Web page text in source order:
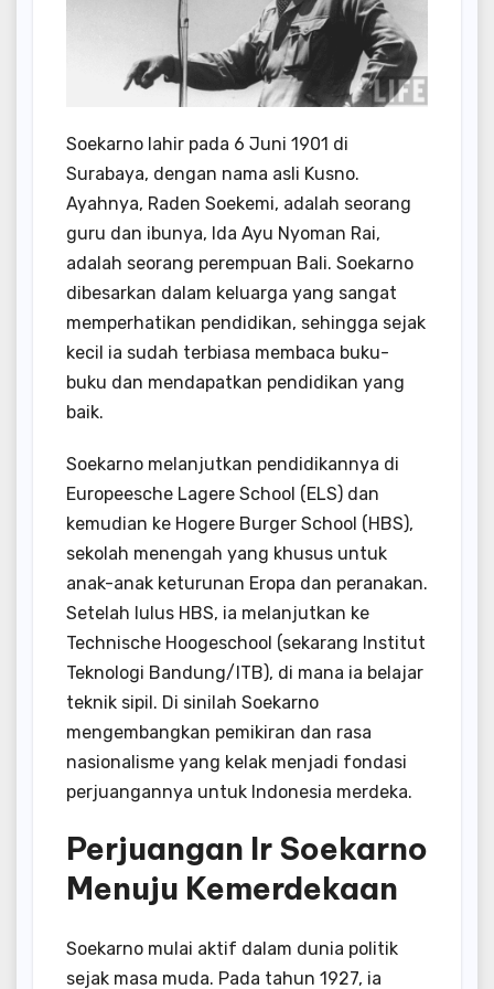
Soekarno lahir pada 6 Juni 1901 di
Surabaya, dengan nama asli Kusno.
Ayahnya, Raden Soekemi, adalah seorang
guru dan ibunya, Ida Ayu Nyoman Rai,
adalah seorang perempuan Bali. Soekarno
dibesarkan dalam keluarga yang sangat
memperhatikan pendidikan, sehingga sejak
kecil ia sudah terbiasa membaca buku-
buku dan mendapatkan pendidikan yang
baik.
Soekarno melanjutkan pendidikannya di
Europeesche Lagere School (ELS) dan
kemudian ke Hogere Burger School (HBS),
sekolah menengah yang khusus untuk
anak-anak keturunan Eropa dan peranakan.
Setelah lulus HBS, ia melanjutkan ke
Technische Hoogeschool (sekarang Institut
Teknologi Bandung/ITB), di mana ia belajar
teknik sipil. Di sinilah Soekarno
mengembangkan pemikiran dan rasa
nasionalisme yang kelak menjadi fondasi
perjuangannya untuk Indonesia merdeka.
Perjuangan Ir Soekarno
Menuju Kemerdekaan
Soekarno mulai aktif dalam dunia politik
sejak masa muda. Pada tahun 1927, ia